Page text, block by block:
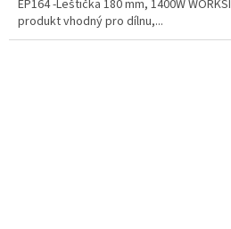
EP164 -Leštička 180 mm, 1400W
produkt vhodný pro dílnu,...